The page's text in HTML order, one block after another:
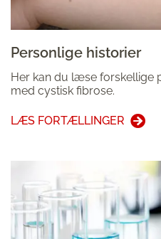
Personlige historier
Her kan du læse forskellige
med cystisk fibrose.
LÆS FORTÆLLINGER